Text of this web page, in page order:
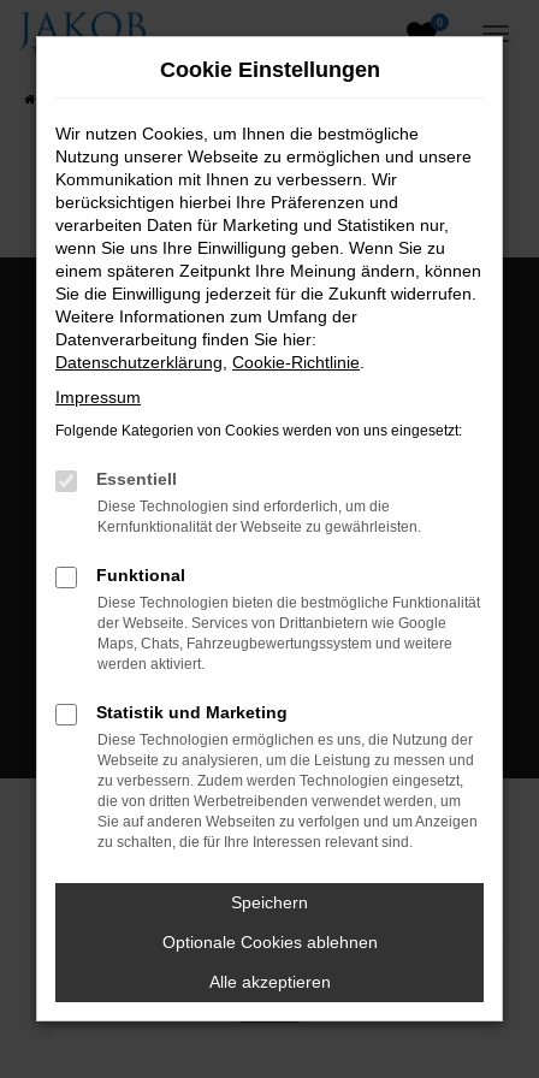
Zum
0
B2B-Shop
Öffnungszeiten:
Montag bis Freitag:
Postadresse:
Kontakt:
Tel.: +49 3745 760 90 20
Fax: +49 3745 760 90 21
Mail: fj@jakob-trading.com
Cookie Einstellungen
© 2026 Jakob Trading GmbH | Neustädter Straße 1 | DE-08223
Neustadt/Vogtland | fj@jakob-trading.com | Webdesign by audaris.de
Cookie Einstellungen
Wir nutzen Cookies, um Ihnen die bestmögliche
Nutzung unserer Webseite zu ermöglichen und unsere
Kommunikation mit Ihnen zu verbessern. Wir
berücksichtigen hierbei Ihre Präferenzen und
verarbeiten Daten für Marketing und Statistiken nur,
wenn Sie uns Ihre Einwilligung geben. Wenn Sie zu
einem späteren Zeitpunkt Ihre Meinung ändern, können
Sie die Einwilligung jederzeit für die Zukunft widerrufen.
Weitere Informationen zum Umfang der
Datenverarbeitung finden Sie hier:
Datenschutzerklärung Cookie-Richtlinie
Impressum
Folgende Kategorien von Cookies werden von uns eingesetzt:
Essentiell
Diese Technologien sind erforderlich, um die
Kernfunktionalität der Webseite zu gewährleisten.
Funktional
Diese Technologien bieten die bestmögliche Funktionalität
der Webseite. Services von Drittanbietern wie Google
Maps, Chats, Fahrzeugbewertungssystem und weitere
werden aktiviert.
Statistik und Marketing
Diese Technologien ermöglichen es uns, die Nutzung der
Webseite zu analysieren, um die Leistung zu messen und
zu verbessern. Zudem werden Technologien eingesetzt,
die von dritten Werbetreibenden verwendet werden, um
Sie auf anderen Webseiten zu verfolgen und um Anzeigen
zu schalten, die für Ihre Interessen relevant sind.
Speichern
Optionale Cookies ablehnen
Alle akzeptieren